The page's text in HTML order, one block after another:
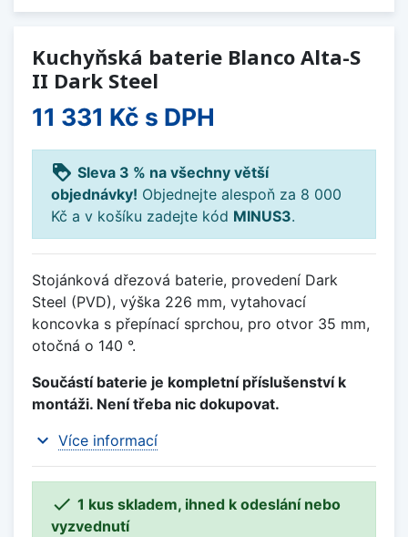
Kuchyňská baterie Blanco Alta-S
II Dark Steel
11 331 Kč s DPH
loyalty Sleva 3 % na všechny větší
objednávky! Objednejte alespoň za 8 000
Kč a v košíku zadejte kód MINUS3.
Stojánková dřezová baterie, provedení Dark
Steel (PVD), výška 226 mm, vytahovací
koncovka s přepínací sprchou, pro otvor 35 mm,
otočná o 140 °.
Součástí baterie je kompletní příslušenství k
montáži. Není třeba nic dokupovat.
expand_more Více informací
 1 kus skladem, ihned k odeslání nebo
vyzvednutí